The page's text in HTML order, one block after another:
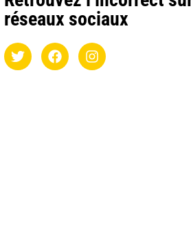
réseaux sociaux